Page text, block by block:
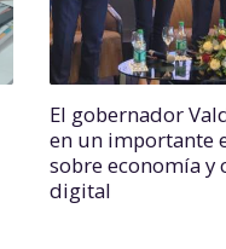
El gobernador
en un importante
sobre economía y
digital